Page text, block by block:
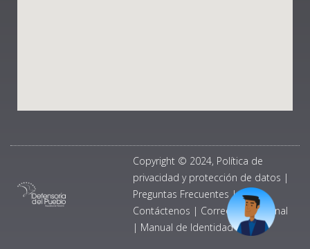
Copyright © 2024, Política de
privacidad y protección de datos |
Preguntas Frecuentes |
Contáctenos | Correo Institucional
| Manual de Identidad Visual